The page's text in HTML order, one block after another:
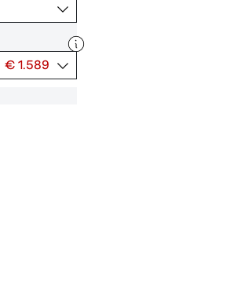
€ 1.589